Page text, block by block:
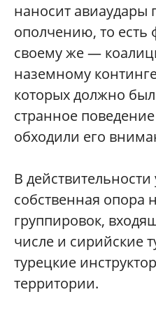
наносит авиаудары
ополчению, то есть
своему же —
наземному
которых должно
странное
обходили его
В
собственная опора
группировок,
числе и сирийские
турецкие
территории.